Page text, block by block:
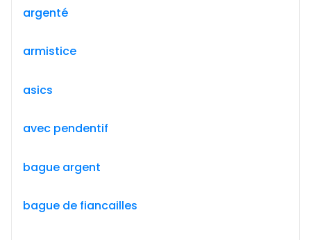
argenté
armistice
asics
avec pendentif
bague argent
bague de fiancailles